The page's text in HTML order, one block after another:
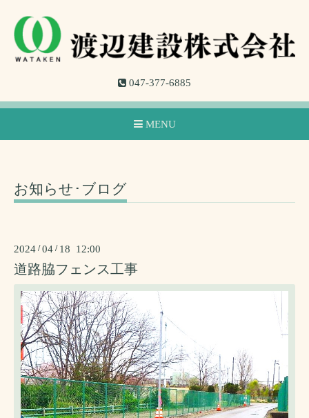
047-377-6885
MENU
お知らせ･ブログ
2024 /04 / 18 12:00
道路脇フェンス工事